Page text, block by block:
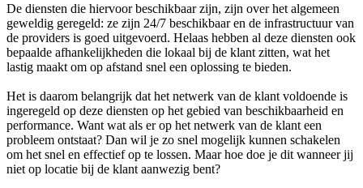
De diensten die hiervoor beschikbaar zijn, zijn over het algemeen
geweldig geregeld: ze zijn 24/7 beschikbaar en de infrastructuur van
de providers is goed uitgevoerd. Helaas hebben al deze diensten ook
bepaalde afhankelijkheden die lokaal bij de klant zitten, wat het
lastig maakt om op afstand snel een oplossing te bieden.
Het is daarom belangrijk dat het netwerk van de klant voldoende is
ingeregeld op deze diensten op het gebied van beschikbaarheid en
performance. Want wat als er op het netwerk van de klant een
probleem ontstaat? Dan wil je zo snel mogelijk kunnen schakelen
om het snel en effectief op te lossen. Maar hoe doe je dit wanneer jij
niet op locatie bij de klant aanwezig bent?